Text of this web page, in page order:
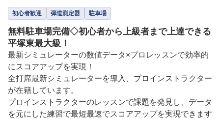
初心者歓迎 弾道測定器 駐車場
無料駐車場完備◇初心者から上級者まで上達できる
平塚東最大級！
最新シミュレーターの数値データ×プロレッスンで効率的
にスコアアップを実現！
全打席最新シミュレーターを導入、プロインストラクター
が在籍しています。
プロインストラクターのレッスンで課題を発見し、データ
を元にした練習で最短最速でスコアアップを実現できます